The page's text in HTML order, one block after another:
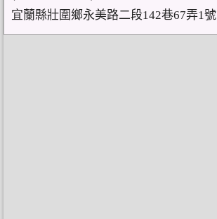
宜蘭縣壯圍鄉永美路二段142巷67弄1號